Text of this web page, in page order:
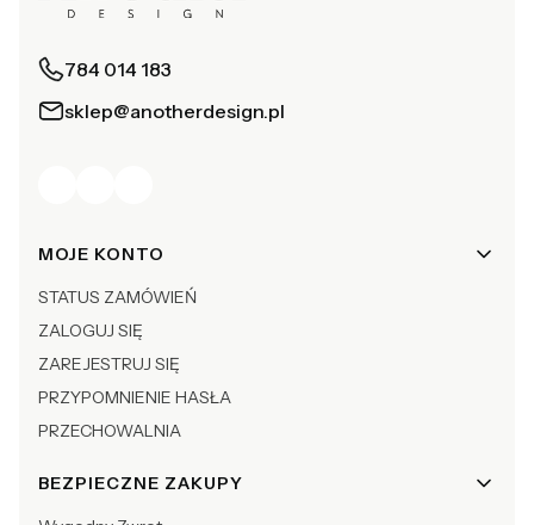
784 014 183
sklep@anotherdesign.pl
Linki w stopce
MOJE KONTO
STATUS ZAMÓWIEŃ
ZALOGUJ SIĘ
ZAREJESTRUJ SIĘ
PRZYPOMNIENIE HASŁA
PRZECHOWALNIA
BEZPIECZNE ZAKUPY